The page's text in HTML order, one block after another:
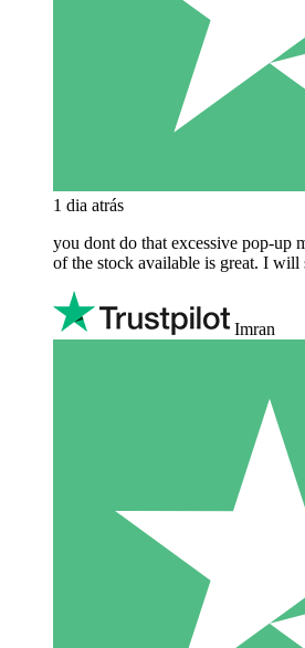
1 dia atrás
you dont do that excessive pop-up
of the stock available is great. I will
Imran